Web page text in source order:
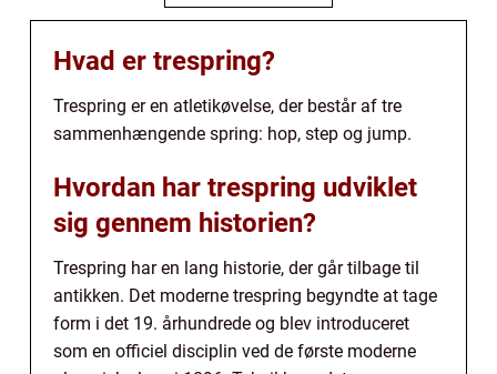
Hvad er trespring?
Trespring er en atletikøvelse, der består af tre
sammenhængende spring: hop, step og jump.
Hvordan har trespring udviklet
sig gennem historien?
Trespring har en lang historie, der går tilbage til
antikken. Det moderne trespring begyndte at tage
form i det 19. århundrede og blev introduceret
som en officiel disciplin ved de første moderne